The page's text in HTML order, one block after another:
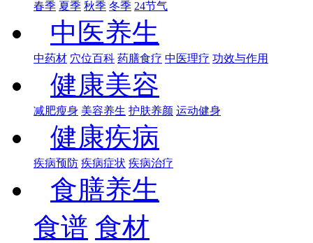
春季 夏季 秋季 冬季 24节气
中医养生
中药材 穴位百科 药膳食疗 中医理疗 功效与作用
健康美容
减肥瘦身 美容养生 护肤养颜 运动健身
健康疾病
疾病预防 疾病症状 疾病治疗
食膳养生
食谱 食材